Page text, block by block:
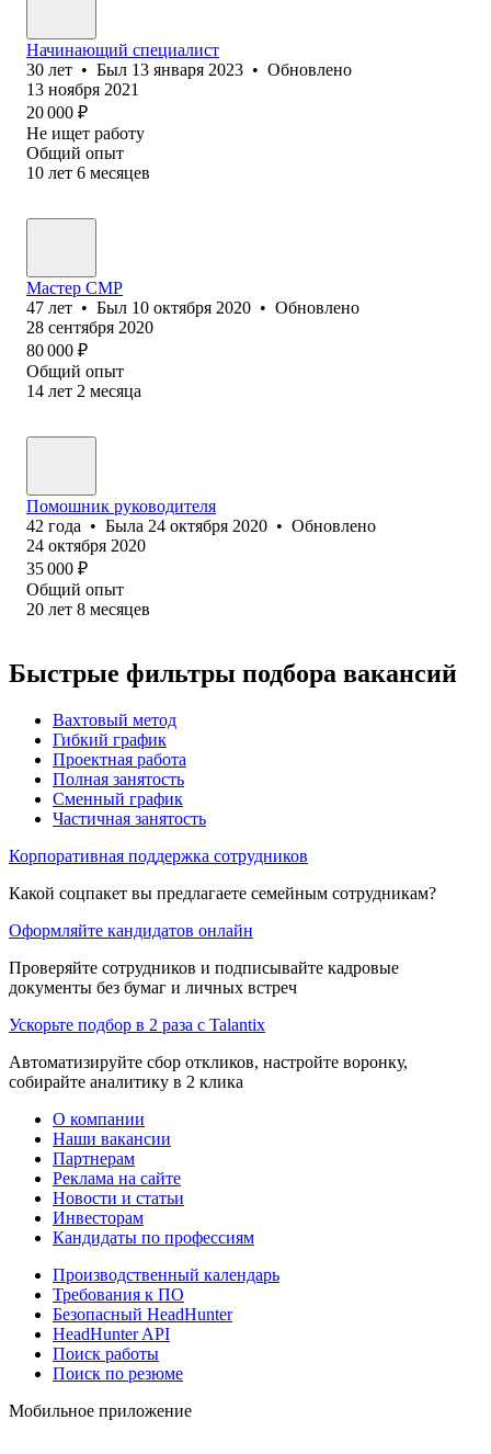
Начинающий специалист
30 лет • Был 13 января 2023 • Обновлено
13 ноября 2021
20 000 ₽
Не ищет работу
Общий опыт
10 лет 6 месяцев
Мастер СМР
47 лет • Был 10 октября 2020 • Обновлено
28 сентября 2020
80 000 ₽
Общий опыт
14 лет 2 месяца
Помошник руководителя
42 года • Была 24 октября 2020 • Обновлено
24 октября 2020
35 000 ₽
Общий опыт
20 лет 8 месяцев
Быстрые фильтры подбора вакансий
Вахтовый метод
Гибкий график
Проектная работа
Полная занятость
Сменный график
Частичная занятость
Корпоративная поддержка сотрудников
Какой соцпакет вы предлагаете семейным сотрудникам?
Оформляйте кандидатов онлайн
Проверяйте сотрудников и подписывайте кадровые
документы без бумаг и личных встреч
Ускорьте подбор в 2 раза с Talantix
Автоматизируйте сбор откликов, настройте воронку,
собирайте аналитику в 2 клика
О компании
Наши вакансии
Партнерам
Реклама на сайте
Новости и статьи
Инвесторам
Кандидаты по профессиям
Производственный календарь
Требования к ПО
Безопасный HeadHunter
HeadHunter API
Поиск работы
Поиск по резюме
Мобильное приложение